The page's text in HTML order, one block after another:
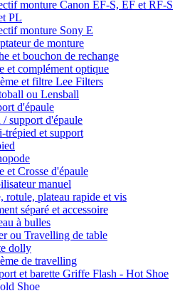
monture Canon EF-S, EF et RF-S
PL
monture Sony E
de monture
et bouchon de rechange
et complément optique
et filtre Lee Filters
ou Lensball
d'épaule
/ support d'épaule
trépied et support
et Crosse d'épaule
manuel
rotule, plateau rapide et vis
séparé et accessoire
à bulles
ou Travelling de table
dolly
de travelling
et barette Griffe Flash - Hot Shoe
Shoe